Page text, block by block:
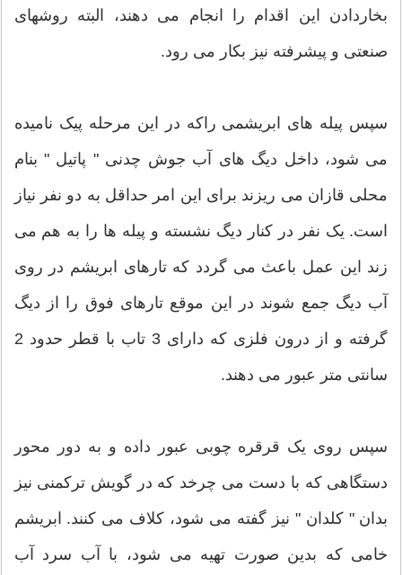
بخاردادن این اقدام را انجام می دهند، البته روشهای
صنعتی و پیشرفته نیز بکار می رود.
سپس پیله های ابریشمی راکه در این مرحله پیک نامیده
می شود، داخل دیگ های آب جوش چدنی " پاتیل " بنام
محلی قازان می ریزند برای این امر حداقل به دو نفر نیاز
است. یک نفر در کنار دیگ نشسته و پیله ها را به هم می
زند این عمل باعث می گردد که تارهای ابریشم در روی
آب دیگ جمع شوند در این موقع تارهای فوق را از دیگ
گرفته و از درون فلزی که دارای 3 تاب با قطر حدود 2
سانتی متر عبور می دهند.
سپس روی یک قرقره چوبی عبور داده و به دور محور
دستگاهی که با دست می چرخد که در گویش ترکمنی نیز
بدان " کلدان " نیز گفته می شود، کلاف می کنند. ابریشم
خامی که بدین صورت تهیه می شود، با آب سرد آب